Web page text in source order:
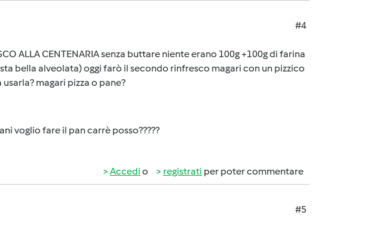
#4
ALLA CENTENARIA senza buttare niente erano 100g +100g di farina
bella alveolata) oggi farò il secondo rinfresco magari con un pizzico
magari pizza o pane?
voglio fare il pan carrè posso?????
Accedi o registrati per poter commentare
#5